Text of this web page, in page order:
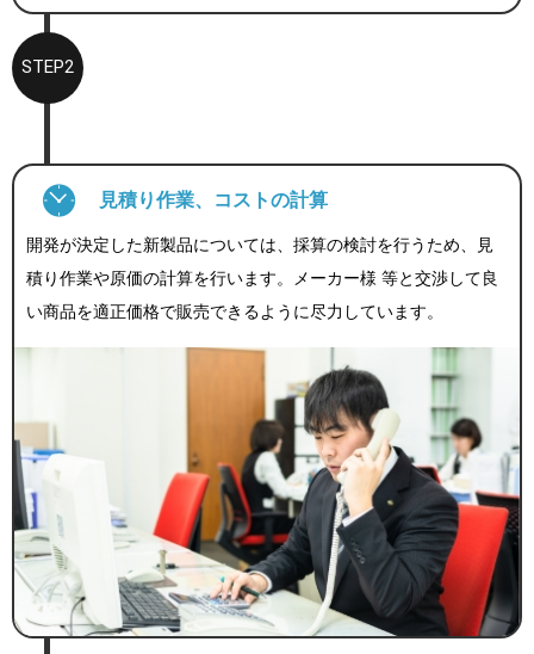
STEP2
見積り作業、コストの計算
開発が決定した新製品については、採算の検討を行うため、見
積り作業や原価の計算を行います。メーカー様 等と交渉して良
い商品を適正価格で販売できるように尽力しています。